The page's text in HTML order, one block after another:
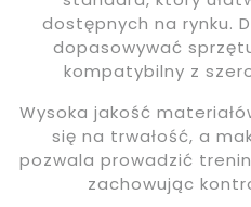
dostępnych na rynku.
dopasowywać
kompatybilny z
Wysoka jakość
się na trwałość, a
pozwala prowadzić
zachowując